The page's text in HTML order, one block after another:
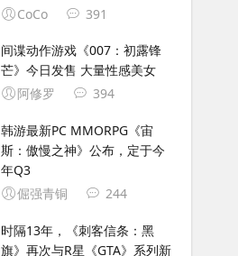
CoCo
391
间谍动作游戏《007：初露锋
芒》今日发售 大量性感美女
阿修罗
394
韩游最新PC MMORPG《宙
斯：傲慢之神》公布，定于今
年Q3
倔强青铜
244
时隔13年，《刺客信条：黑
旗》再次与R星《GTA》系列新